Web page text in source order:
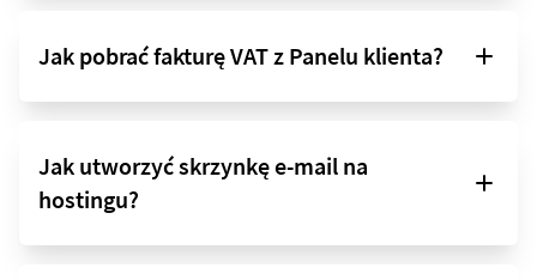
Jak pobrać fakturę VAT z Panelu klienta?
Jak utworzyć skrzynkę e-mail na
hostingu?